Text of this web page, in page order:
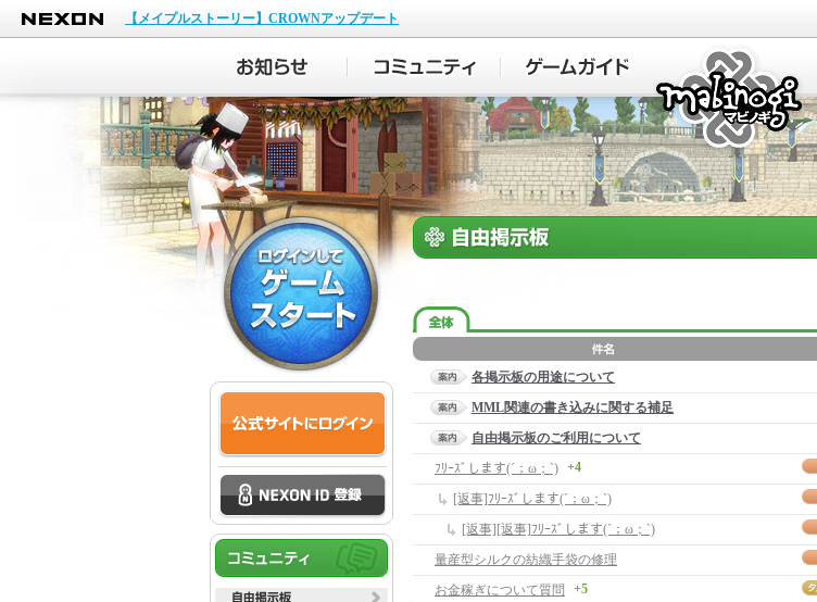
NEXON
【メイプルストーリー】CROWNアップデート
各掲示板の用途について
MML関連の書き込みに関する補足
自由掲示板のご利用について
ﾌﾘｰｽﾞします(´；ω；`) +4
[返事]ﾌﾘｰｽﾞします(´；ω；`)
[返事][返事]ﾌﾘｰｽﾞします(´；ω；`)
量産型シルクの紡織手袋の修理
お金稼ぎについて質問
+5